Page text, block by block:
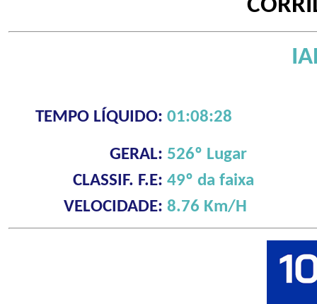
TEMPO LÍQUIDO: 01:08:28
GERAL: 526º Lugar
CLASSIF. F.E: 49º da faixa
VELOCIDADE: 8.76 Km/H